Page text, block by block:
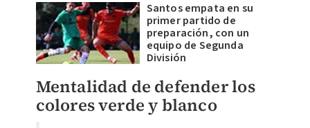
Santos empata en su
primer partido de
preparación, con un
equipo de Segunda
División
Mentalidad de defender los
colores verde y blanco